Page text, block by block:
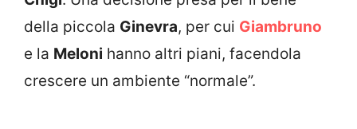
della piccola Ginevra, per cui Giambruno
e la Meloni hanno altri piani, facendola
crescere un ambiente “normale”.